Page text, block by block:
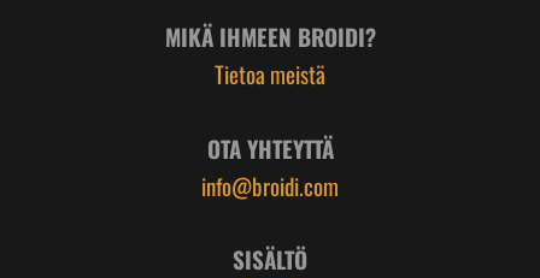
MIKÄ IHMEEN BROIDI?
Tietoa meistä
OTA YHTEYTTÄ
info@broidi.com
SISÄLTÖ